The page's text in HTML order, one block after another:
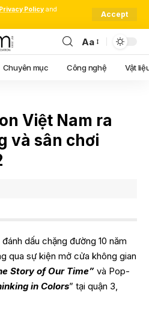
Privacy Policy and
Accept
Font
Resizer
Aa
Chuyên mục Công nghệ Vật
Việt Nam ra
và sân chơi
dấu chặng đường 10 năm
qua sự kiện mở cửa không gian
Story of Our Time” và Pop-
in Colors” tại quận 3,